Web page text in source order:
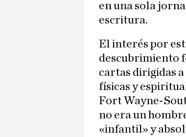
en una sola
escritura.
El interés por
descubrimiento
cartas dirigidas
físicas y
Fort Wayne-
no era un
«infantil» y